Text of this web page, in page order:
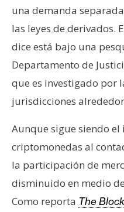
una demanda
las leyes de derivados.
dice está bajo una
Departamento de
que es investigado por
jurisdicciones
Aunque sigue siendo
criptomonedas al
la participación de
disminuido en medio
Como reporta The Block